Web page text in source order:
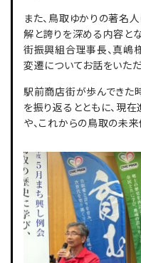
また、鳥取ゆかりの著名
解と誇りを深める内容と
街振興組合理事長、真嶋
変遷についてお話をいただ
駅前商店街が歩んできた
を振り返るとともに、現
や、これからの鳥取の未